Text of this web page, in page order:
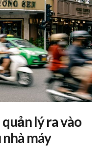
lý ra vào
máy